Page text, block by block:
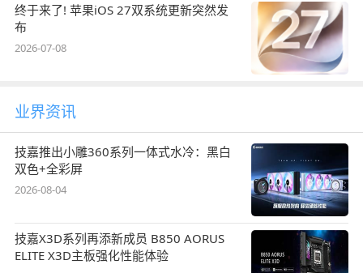
终于来了! 苹果iOS 27双系统更新突然发
布
2026-07-08
业界资讯
技嘉推出小雕360系列一体式水冷：黑白
双色+全彩屏
2026-08-04
技嘉X3D系列再添新成员 B850 AORUS
ELITE X3D主板强化性能体验